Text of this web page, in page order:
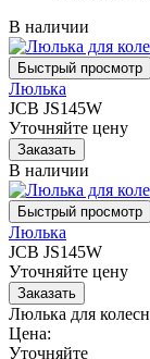
В наличии
Люлька
JCB JS145W
Уточняйте цену
В наличии
Люлька
JCB JS145W
Уточняйте цену
Люлька для
Цена:
Уточняйте